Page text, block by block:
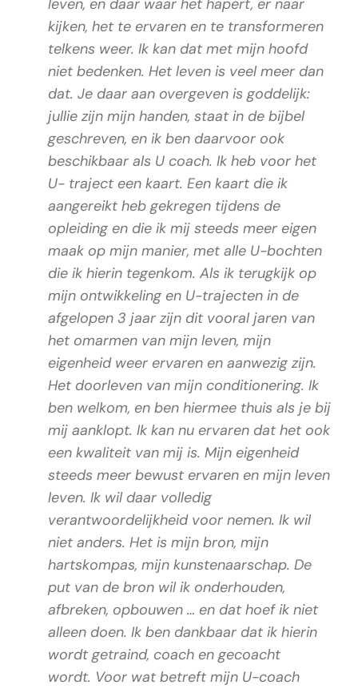
leven, en daar waar het hapert, er naar
kijken, het te ervaren en te transformeren
telkens weer. Ik kan dat met mijn hoofd
niet bedenken. Het leven is veel meer dan
dat. Je daar aan overgeven is goddelijk:
jullie zijn mijn handen, staat in de bijbel
geschreven, en ik ben daarvoor ook
beschikbaar als U coach. Ik heb voor het
U- traject een kaart. Een kaart die ik
aangereikt heb gekregen tijdens de
opleiding en die ik mij steeds meer eigen
maak op mijn manier, met alle U-bochten
die ik hierin tegenkom. Als ik terugkijk op
mijn ontwikkeling en U-trajecten in de
afgelopen 3 jaar zijn dit vooral jaren van
het omarmen van mijn leven, mijn
eigenheid weer ervaren en aanwezig zijn.
Het doorleven van mijn conditionering. Ik
ben welkom, en ben hiermee thuis als je bij
mij aanklopt. Ik kan nu ervaren dat het ook
een kwaliteit van mij is. Mijn eigenheid
steeds meer bewust ervaren en mijn leven
leven. Ik wil daar volledig
verantwoordelijkheid voor nemen. Ik wil
niet anders. Het is mijn bron, mijn
hartskompas, mijn kunstenaarschap. De
put van de bron wil ik onderhouden,
afbreken, opbouwen … en dat hoef ik niet
alleen doen. Ik ben dankbaar dat ik hierin
wordt getraind, coach en gecoacht
wordt. Voor wat betreft mijn U-coach